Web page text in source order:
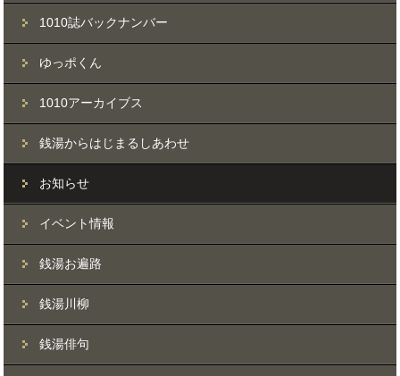
1010誌バックナンバー
ゆっポくん
1010アーカイブス
銭湯からはじまるしあわせ
お知らせ
イベント情報
銭湯お遍路
銭湯川柳
銭湯俳句